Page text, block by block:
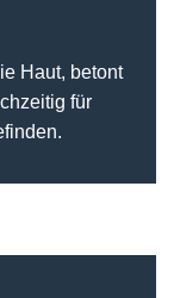
Haut, betont
für